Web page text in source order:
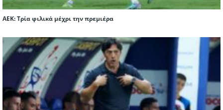
ΑΕΚ: Τρία φιλικά μέχρι την πρεμιέρα